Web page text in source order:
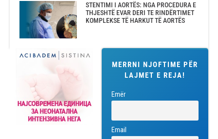
STENTIMI I AORTËS: NGA PROCEDURA E
THJESHTË EVAR DERI TE RINDËRTIMET
KOMPLEKSE TË HARKUT TË AORTËS
MERRNI NJOFTIME PËR
LAJMET E REJA!
Emër
Email